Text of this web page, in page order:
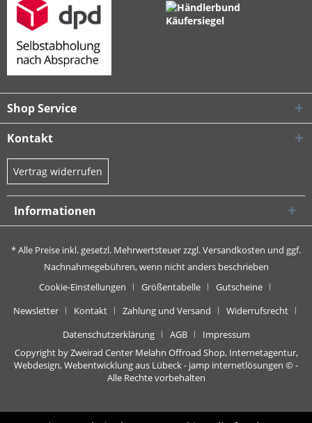
Shop Service
Kontakt
Vertrag widerrufen
Informationen
* Alle Preise inkl. gesetzl. Mehrwertsteuer zzgl.Versandkosten und ggf.
Nachnahmegebühren, wenn nicht anders beschrieben
Cookie-Einstellungen
Größentabelle
Gutscheine
Newsletter
Kontakt Zahlung und Versand
Widerrufsrecht
Datenschutzerklärung
AGB
Impressum
Copyright by Zweirad Center Melahn Offroad Shop, Internetagentur,
Webdesign, Webentwicklung aus Lübeck - jamp internetlösungen © -
Alle Rechte vorbehalten